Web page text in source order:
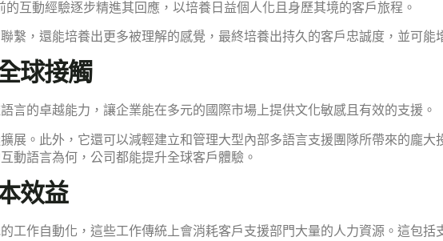
互動經驗逐步精進其回應，以培養日益個人化且身歷其境的客戶旅程。
繫，還能培養出更多被理解的感覺，最終培養出持久的客戶忠誠度，並可能
球接觸
言的卓越能力，讓企業能在多元的國際市場上提供文化敏感且有效的支援。
展。此外，它還可以減輕建立和管理大型內部多語言支援團隊所帶來的龐大
動語言為何，公司都能提升全球客戶體驗。
效益
工作自動化，這些工作傳統上會消耗客戶支援部門大量的人力資源。這包括